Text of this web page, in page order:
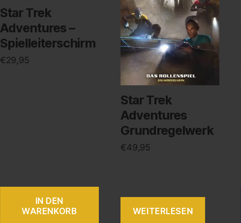
Star Trek
Adventures –
Spielleiterschirm
€29,95
IN DEN
WARENKORB
Star Trek
Adventures
Grundregelwerk
€49,95
WEITERLESEN